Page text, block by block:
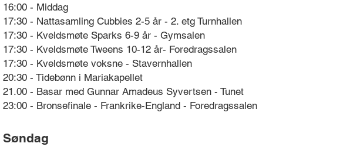
16:00 - Middag
17:30 - Nattasamling Cubbies 2-5 år - 2. etg Turnhallen
17:30 - Kveldsmøte Sparks 6-9 år - Gymsalen
17:30 - Kveldsmøte Tweens 10-12 år- Foredragssalen
17:30 - Kveldsmøte voksne - Stavernhallen
20:30 - Tidebønn i Mariakapellet
21.00 - Basar med Gunnar Amadeus Syvertsen - Tunet
23:00 - Bronsefinale - Frankrike-England - Foredragssalen
Søndag